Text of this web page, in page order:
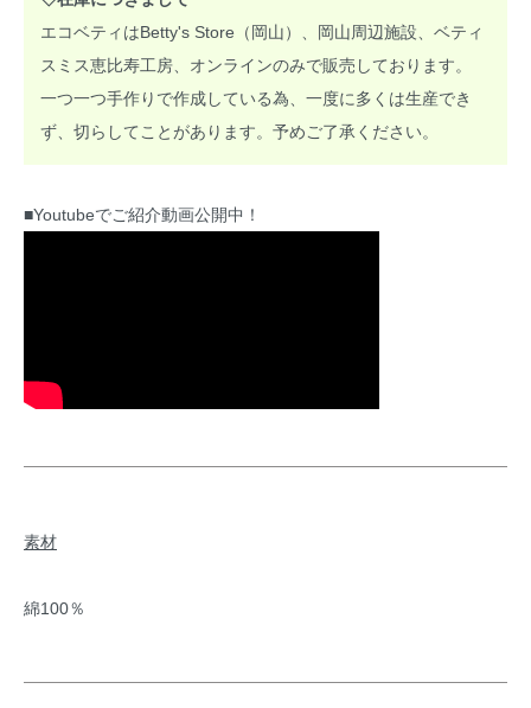
エコベティはBetty's Store（岡山）、岡山周辺施設、ベティ
スミス恵比寿工房、オンラインのみで販売しております。
一つ一つ手作りで作成している為、一度に多くは生産でき
ず、切らしてことがあります。予めご了承ください。
■Youtubeでご紹介動画公開中！
素材
綿100％